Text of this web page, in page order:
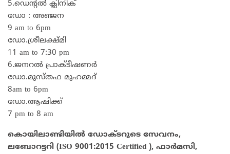
5.ഡെന്റൽ ക്ലിനിക്
ഡോ : അഞ്ജന
9 am to 6pm
ഡോ.ശ്രീലക്ഷ്മി
11 am to 7:30 pm
6.ജനറൽ പ്രാക്ടീഷണർ
ഡോ.മുസ്തഫ മുഹമ്മദ്‌
8am to 6pm
ഡോ.ആഷിക്ക്
7 pm to 8 am
കൊയിലാണ്ടിയില്‍ ഡോക്ടറുടെ സേവനം,
ലബോറട്ടറി (ISO 9001:2015 Certified ), ഫാര്‍മസി,